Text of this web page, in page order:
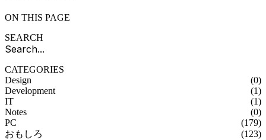
ON THIS PAGE
SEARCH
CATEGORIES
Design
(0)
Development
(1)
IT
(1)
Notes
(0)
PC
(179)
おもしろ
(123)